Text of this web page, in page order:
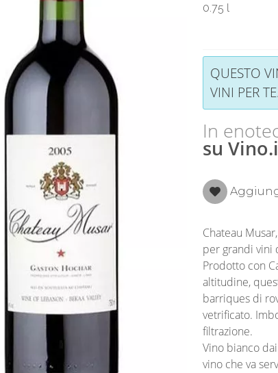
0.75 l
QUESTO
VINI PER
In
su
Chateau
per grandi vini
Prodotto con
altitudine,
barriques di
vetrificato.
filtrazione.
Vino bianco
vino che va